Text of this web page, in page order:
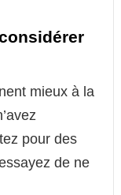
mieux à la
pour des
de ne